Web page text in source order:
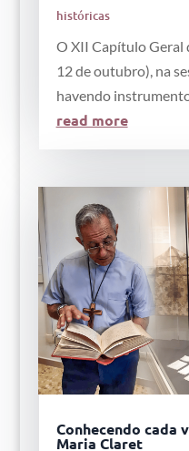
históricas
O XII Capítulo Geral
12 de outubro), na
havendo
read more
Conhecendo cada
Maria Claret